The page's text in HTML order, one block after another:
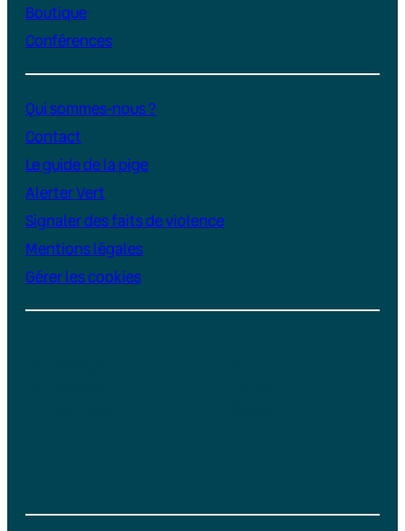
Boutique
Conférences
Qui sommes-nous ?
Contact
Le guide de la pige
Alerter Vert
Signaler des faits de violence
Mentions légales
Gérer les cookies